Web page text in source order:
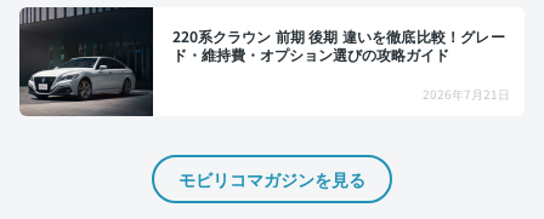
220系クラウン 前期 後期 違いを徹底比較！グレー
ド・維持費・オプション選びの攻略ガイド
2026年7月21日
モビリコマガジンを見る